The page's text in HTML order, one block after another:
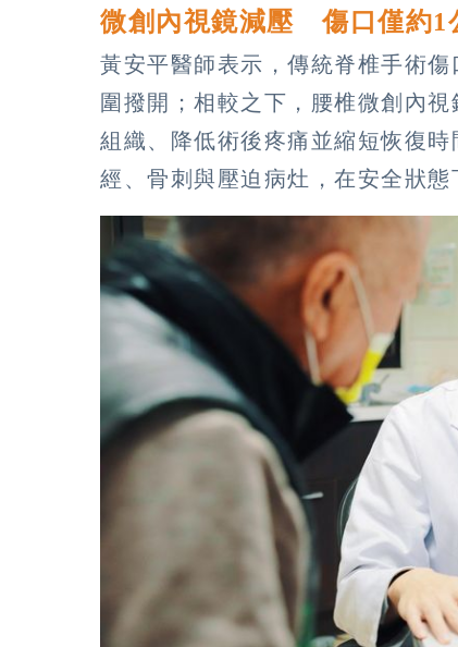
微創內視鏡減壓 傷口僅約1
黃安平醫師表示，傳統脊椎手術
圍撥開；相較之下，腰椎微創內
組織、降低術後疼痛並縮短恢復
經、骨刺與壓迫病灶，在安全狀態